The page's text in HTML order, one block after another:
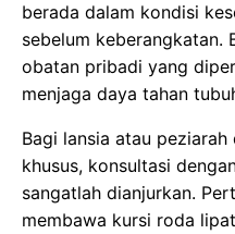
berada dalam kondisi
sebelum keberangkatan.
obatan pribadi yang
menjaga daya tahan
Bagi lansia atau
khusus, konsultasi
sangatlah dianjurkan.
membawa kursi roda